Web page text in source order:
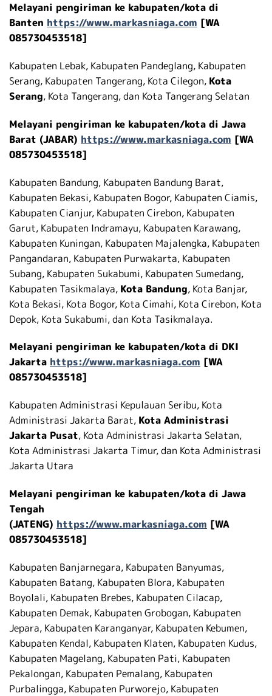
Melayani pengiriman ke kabupaten/kota di
Banten https://www.markasniaga.com [WA
085730453518]
Kabupaten Lebak, Kabupaten Pandeglang, Kabupaten
Serang, Kabupaten Tangerang, Kota Cilegon, Kota
Serang, Kota Tangerang, dan Kota Tangerang Selatan
Melayani pengiriman ke kabupaten/kota di Jawa
Barat (JABAR) https://www.markasniaga.com [WA
085730453518]
Kabupaten Bandung, Kabupaten Bandung Barat,
Kabupaten Bekasi, Kabupaten Bogor, Kabupaten Ciamis,
Kabupaten Cianjur, Kabupaten Cirebon, Kabupaten
Garut, Kabupaten Indramayu, Kabupaten Karawang,
Kabupaten Kuningan, Kabupaten Majalengka, Kabupaten
Pangandaran, Kabupaten Purwakarta, Kabupaten
Subang, Kabupaten Sukabumi, Kabupaten Sumedang,
Kabupaten Tasikmalaya, Kota Bandung, Kota Banjar,
Kota Bekasi, Kota Bogor, Kota Cimahi, Kota Cirebon, Kota
Depok, Kota Sukabumi, dan Kota Tasikmalaya.
Melayani pengiriman ke kabupaten/kota di DKI
Jakarta https://www.markasniaga.com [WA
085730453518]
Kabupaten Administrasi Kepulauan Seribu, Kota
Administrasi Jakarta Barat, Kota Administrasi
Jakarta Pusat, Kota Administrasi Jakarta Selatan,
Kota Administrasi Jakarta Timur, dan Kota Administrasi
Jakarta Utara
Melayani pengiriman ke kabupaten/kota di Jawa
Tengah
(JATENG) https://www.markasniaga.com [WA
085730453518]
Kabupaten Banjarnegara, Kabupaten Banyumas,
Kabupaten Batang, Kabupaten Blora, Kabupaten
Boyolali, Kabupaten Brebes, Kabupaten Cilacap,
Kabupaten Demak, Kabupaten Grobogan, Kabupaten
Jepara, Kabupaten Karanganyar, Kabupaten Kebumen,
Kabupaten Kendal, Kabupaten Klaten, Kabupaten Kudus,
Kabupaten Magelang, Kabupaten Pati, Kabupaten
Pekalongan, Kabupaten Pemalang, Kabupaten
Purbalingga, Kabupaten Purworejo, Kabupaten